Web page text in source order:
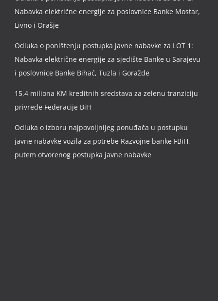
Nabavka električne energije za poslovnice Banke Mostar,
Livno i Orašje
Odluka o poništenju postupka javne nabavke za LOT 1:
Nabavka električne energije za sjedište Banke u Sarajevu
i poslovnice Banke Bihać, Tuzla i Goražde
15,4 miliona KM kreditnih sredstava za zelenu tranziciju
privrede Federacije BiH
Odluka o izboru najpovoljnijeg ponuđača u postupku
javne nabavke vozila za potrebe Razvojne banke FBiH,
putem otvorenog postupka javne nabavke